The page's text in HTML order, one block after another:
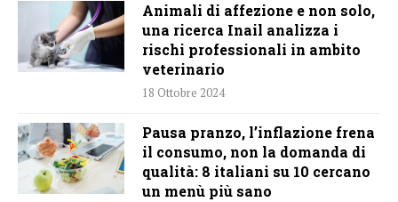
Animali di affezione e non solo,
una ricerca Inail analizza i
rischi professionali in ambito
veterinario
18 Ottobre 2024
Pausa pranzo, l’inflazione frena
il consumo, non la domanda di
qualità: 8 italiani su 10 cercano
un menù più sano